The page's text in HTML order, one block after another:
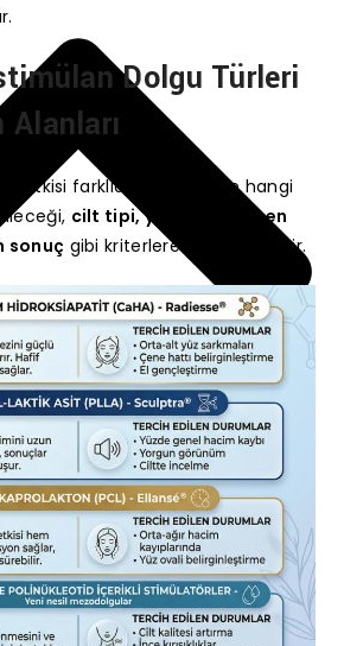
Dolgu Türleri
Alanları
etkisi farklıdır. Bu nedenle hangi
cilt tipi, yaş, hedeflenen
sonuç gibi kriterlere göre belirlenir.